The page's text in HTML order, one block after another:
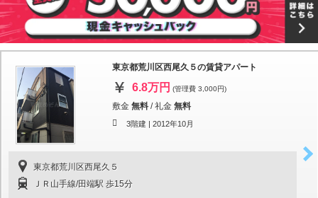
東京都荒川区西尾久５の賃貸アパート
6.8万円 (管理費 3,000円)
敷金 無料 /礼金 無料
3階建 | 2012年10月
東京都荒川区西尾久５
ＪＲ山手線/田端駅 歩15分